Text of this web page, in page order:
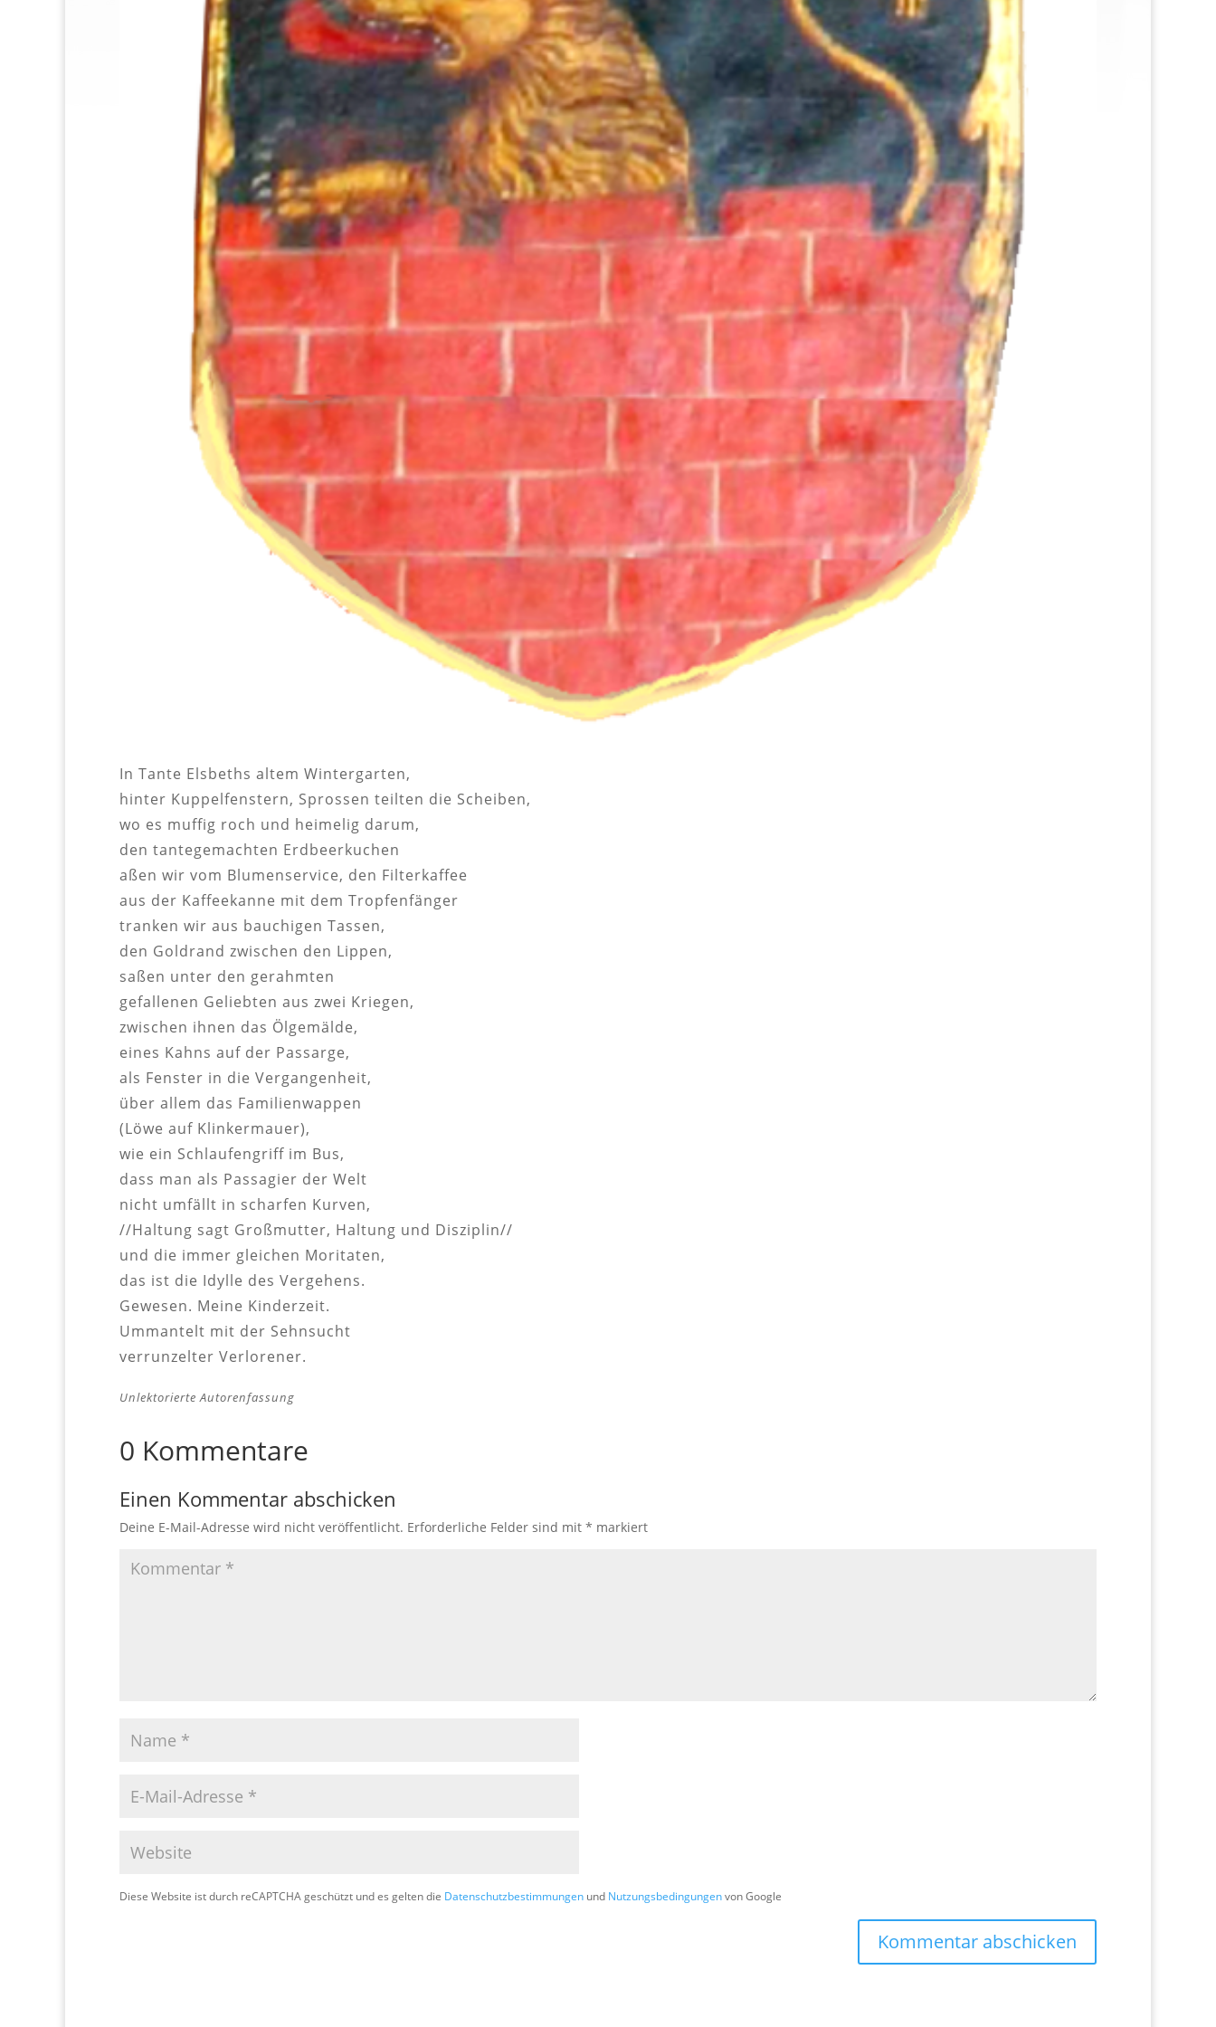
In Tante Elsbeths altem Wintergarten,
hinter Kuppelfenstern, Sprossen teilten die Scheiben,
wo es muffig roch und heimelig darum,
den tantegemachten Erdbeerkuchen
aßen wir vom Blumenservice, den Filterkaffee
aus der Kaffeekanne mit dem Tropfenfänger
tranken wir aus bauchigen Tassen,
den Goldrand zwischen den Lippen,
saßen unter den gerahmten
gefallenen Geliebten aus zwei Kriegen,
zwischen ihnen das Ölgemälde,
eines Kahns auf der Passarge,
als Fenster in die Vergangenheit,
über allem das Familienwappen
(Löwe auf Klinkermauer),
wie ein Schlaufengriff im Bus,
dass man als Passagier der Welt
nicht umfällt in scharfen Kurven,
//Haltung sagt Großmutter, Haltung und Disziplin//
und die immer gleichen Moritaten,
das ist die Idylle des Vergehens.
Gewesen. Meine Kinderzeit.
Ummantelt mit der Sehnsucht
verrunzelter Verlorener.
Unlektorierte Autorenfassung
0 Kommentare
Einen Kommentar abschicken
Deine E-Mail-Adresse wird nicht veröffentlicht. Erforderliche Felder sind mit * markiert
Diese Website ist durch reCAPTCHA geschützt und es gelten die Datenschutzbestimmungen und Nutzungsbedingungenvon Google
Kommentar abschicken